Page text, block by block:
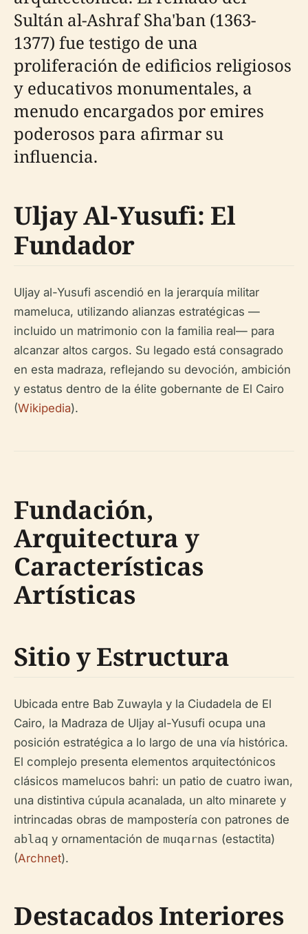
Sultán al-Ashraf Sha'ban (1363-
1377) fue testigo de una
proliferación de edificios religiosos
y educativos monumentales, a
menudo encargados por emires
poderosos para afirmar su
influencia.
Uljay Al-Yusufi: El
Fundador
Uljay al-Yusufi ascendió en la jerarquía militar
mameluca, utilizando alianzas estratégicas —
incluido un matrimonio con la familia real— para
alcanzar altos cargos. Su legado está consagrado
en esta madraza, reflejando su devoción, ambición
y estatus dentro de la élite gobernante de El Cairo
(Wikipedia).
Fundación,
Arquitectura y
Características
Artísticas
Sitio y Estructura
Ubicada entre Bab Zuwayla y la Ciudadela de El
Cairo, la Madraza de Uljay al-Yusufi ocupa una
posición estratégica a lo largo de una vía histórica.
El complejo presenta elementos arquitectónicos
clásicos mamelucos bahri: un patio de cuatro iwan,
una distintiva cúpula acanalada, un alto minarete y
intrincadas obras de mampostería con patrones de
ablaq y ornamentación de muqarnas (estactita)
(Archnet).
Destacados Interiores